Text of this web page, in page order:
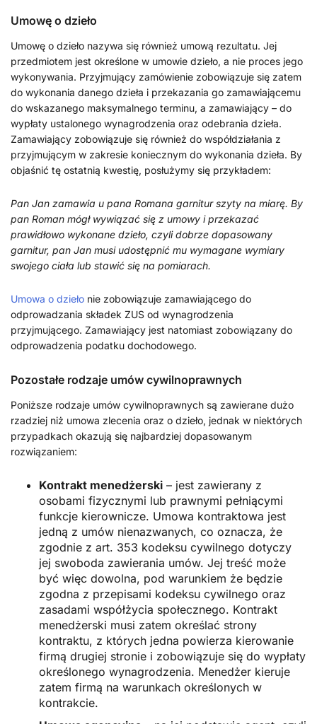
Umowę o dzieło
Umowę o dzieło nazywa się również umową rezultatu. Jej
przedmiotem jest określone w umowie dzieło, a nie proces jego
wykonywania. Przyjmujący zamówienie zobowiązuje się zatem
do wykonania danego dzieła i przekazania go zamawiającemu
do wskazanego maksymalnego terminu, a zamawiający – do
wypłaty ustalonego wynagrodzenia oraz odebrania dzieła.
Zamawiający zobowiązuje się również do współdziałania z
przyjmującym w zakresie koniecznym do wykonania dzieła. By
objaśnić tę ostatnią kwestię, posłużymy się przykładem:
Pan Jan zamawia u pana Romana garnitur szyty na miarę. By
pan Roman mógł wywiązać się z umowy i przekazać
prawidłowo wykonane dzieło, czyli dobrze dopasowany
garnitur, pan Jan musi udostępnić mu wymagane wymiary
swojego ciała lub stawić się na pomiarach.
Umowa o dzieło nie zobowiązuje zamawiającego do
odprowadzania składek ZUS od wynagrodzenia
przyjmującego. Zamawiający jest natomiast zobowiązany do
odprowadzenia podatku dochodowego.
Pozostałe rodzaje umów cywilnoprawnych
Poniższe rodzaje umów cywilnoprawnych są zawierane dużo
rzadziej niż umowa zlecenia oraz o dzieło, jednak w niektórych
przypadkach okazują się najbardziej dopasowanym
rozwiązaniem:
Kontrakt menedżerski – jest zawierany z
osobami fizycznymi lub prawnymi pełniącymi
funkcje kierownicze. Umowa kontraktowa jest
jedną z umów nienazwanych, co oznacza, że
zgodnie z art. 353 kodeksu cywilnego dotyczy
jej swoboda zawierania umów. Jej treść może
być więc dowolna, pod warunkiem że będzie
zgodna z przepisami kodeksu cywilnego oraz
zasadami współżycia społecznego. Kontrakt
menedżerski musi zatem określać strony
kontraktu, z których jedna powierza kierowanie
firmą drugiej stronie i zobowiązuje się do wypłaty
określonego wynagrodzenia. Menedżer kieruje
zatem firmą na warunkach określonych w
kontrakcie.